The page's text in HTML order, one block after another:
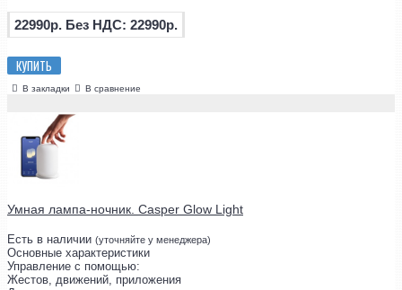
22990р. Без НДС: 22990р.
КУПИТЬ
В закладки В сравнение
Умная лампа-ночник. Casper Glow Light
Есть в наличии (уточняйте у менеджера)
Основные характеристики
Управление с помощью:
Жестов, движений, приложения